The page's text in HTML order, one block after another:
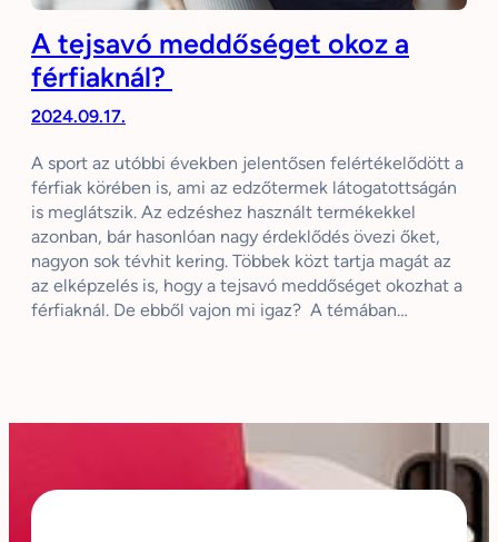
A tejsavó meddőséget okoz a
férfiaknál?
2024.09.17.
A sport az utóbbi években jelentősen felértékelődött a
férfiak körében is, ami az edzőtermek látogatottságán
is meglátszik. Az edzéshez használt termékekkel
azonban, bár hasonlóan nagy érdeklődés övezi őket,
nagyon sok tévhit kering. Többek közt tartja magát az
az elképzelés is, hogy a tejsavó meddőséget okozhat a
férfiaknál. De ebből vajon mi igaz? A témában…